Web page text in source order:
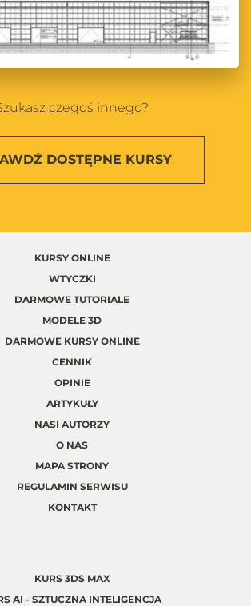
czegoś innego?
DOSTĘPNE KURSY
KURSY ONLINE
WTYCZKI
DARMOWE TUTORIALE
MODELE 3D
DARMOWE KURSY ONLINE
CENNIK
OPINIE
ARTYKUŁY
NASI AUTORZY
O NAS
MAPA STRONY
REGULAMIN SERWISU
KONTAKT
KURS 3DS MAX
AI - SZTUCZNA INTELIGENCJA